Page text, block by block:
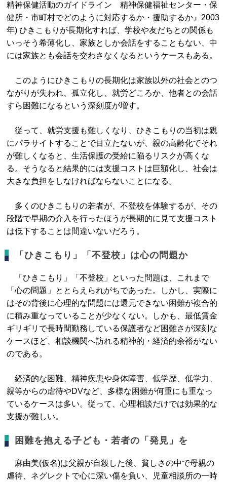
精神保健活動のガイドライン 精神保健福祉センター・保
健所・市町村でどのように対応するか・援助するか』2003
年) ひきこもりが長期化すれば、学校や友だちとの関係も
いっそう希薄化し、家族としか会話をすることもない、中
には家族とも会話を交わさなくなるというケースもある。
このようにひきこもりの長期化は家族以外の社会とのつ
ながりが失われ、孤立化し、就労どころか、他者との会話
すら困難になるという深刻度が増す。
従って、就労支援も難しくなり、ひきこもりの当初は親
にパラサイトすることで目立たないが、親の高齢化でそれ
が難しくなると、生活保護の受給に陥るリスクが高くな
る。そうなると結果的には支援コストは巨額化し、社会は
大きな負担をしなければならないことになる。
多くのひきこもりの若者が、不登校を体験するが、その
段階で早期の介入を行ったほうが長期的に見て支援コスト
は低下することは間違いないだろう。
「ひきこもり」「不登校」は心の問題か
「ひきこもり」「不登校」といった問題は、これまで
「心の問題」ととらえられがちであった。しかし、実際に
はその背後に心理的な問題には還元できない困難が複合的
に積み重なっていることが少なくない。しかも、最低賃金
ギリギリで長時間勤務している保護者など困難さが深刻な
ケースほど、相談機関へ訪れる精神的・経済的余裕がない
のである。
経済的な困難、精神疾患や身体障害、低学歴、低学力、
親等からの虐待やDVなど、多様な困難が何重にも重なっ
ているケースは多い。従って、心理相談だけでは効果的な
支援が難しい。
困難を抱える子ども・若者の「発見」を
麻由美(仮名)は父親が自殺した後、貧しさの中で母親の
虐待、ネグレクトで心に深い傷を負い、児童相談所の一時